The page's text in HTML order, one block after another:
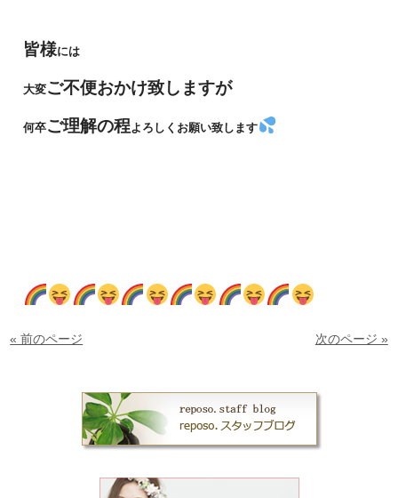
皆様には
大変ご不便おかけ致しますが
何卒ご理解の程よろしくお願い致します
« 前のページ 次のページ »